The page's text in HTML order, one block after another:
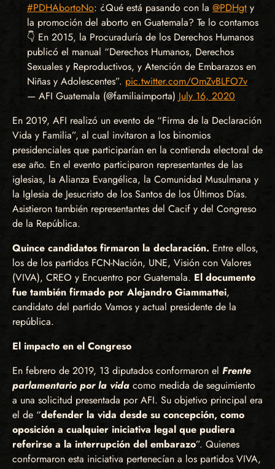
#PDHAbortoNo: ¿Qué está pasando con la @PDHgt y
la promoción del aborto en Guatemala? Te lo contamos
👇 En 2015, la Procuraduría de los Derechos Humanos
publicó el manual “Derechos Humanos, Derechos
Sexuales y Reproductivos, y Atención de Embarazos en
Niñas y Adolescentes”. pic.twitter.com/OmZvBLFO7v
— AFI Guatemala (@familiaimporta) July 16, 2020
En 2019, AFI realizó un evento de “Firma de la Declaración
Vida y Familia”, al cual invitaron a los binomios
presidenciales que participarían en la contienda electoral de
ese año. En el evento participaron representantes de las
iglesias, la Alianza Evangélica, la Comunidad Musulmana y
la Iglesia de Jesucristo de los Santos de los Últimos Días.
Asistieron también representantes del Cacif y del Congreso
de la República.
Quince candidatos firmaron la declaración. Entre ellos,
los de los partidos FCN-Nación, UNE, Visión con Valores
(VIVA), CREO y Encuentro por Guatemala. El documento
fue también firmado por Alejandro Giammattei,
candidato del partido Vamos y actual presidente de la
república.
El impacto en el Congreso
En febrero de 2019, 13 diputados conformaron el Frente
parlamentario por la vida como medida de seguimiento
a una solicitud presentada por AFI. Su objetivo principal era
el de “defender la vida desde su concepción, como
oposición a cualquier iniciativa legal que pudiera
referirse a la interrupción del embarazo”. Quienes
conformaron esta iniciativa pertenecían a los partidos VIVA,